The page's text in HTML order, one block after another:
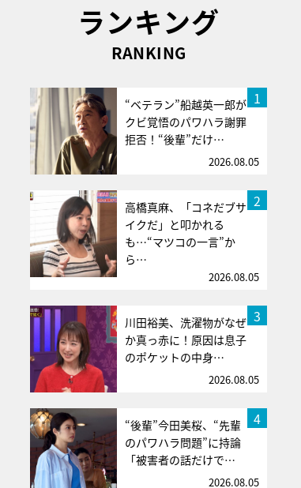
ランキング
RANKING
1
“ベテラン”船越英一郎が
クビ覚悟のパワハラ謝罪
拒否！“後輩”だけ…
2026.08.05
2
高橋真麻、「コネだブサ
イクだ」と叩かれる
も…“マツコの一言”か
ら…
2026.08.05
3
川田裕美、洗濯物がなぜ
か真っ赤に！原因は息子
のポケットの中身…
2026.08.05
4
“後輩”今田美桜、“先輩
のパワハラ問題”に持論
「被害者の話だけで…
2026.08.05